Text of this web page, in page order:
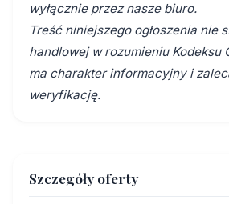
wyłącznie przez nasze biuro.
Treść niniejszego ogłoszenia nie
handlowej w rozumieniu Kodeksu
ma charakter informacyjny i
weryfikację.
Szczegóły oferty